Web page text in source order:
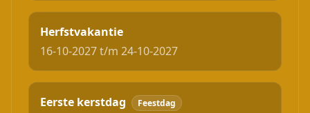
Herfstvakantie
16-10-2027 t/m 24-10-2027
Eerste kerstdag Feestdag